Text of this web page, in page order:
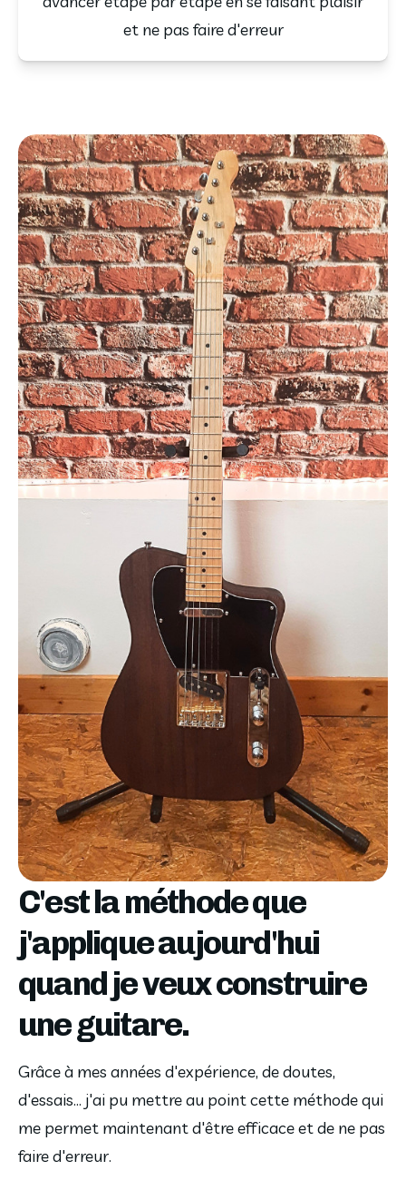
et ne pas faire d'erreur
C'est la méthode que
j'applique aujourd'hui
quand je veux construire
une guitare.
Grâce à mes années d'expérience, de doutes,
d'essais... j'ai pu mettre au point cette méthode qui
me permet maintenant d'être efficace et de ne pas
faire d'erreur.